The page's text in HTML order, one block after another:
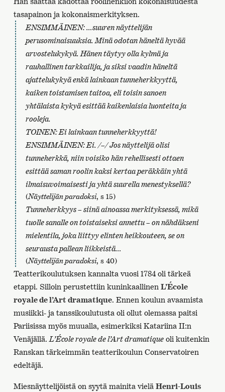
tasapainon ja kokonaismerkityksen.
ENSIMMÄINEN: …suuren näyttelijän
perusominaisuuksia. Minä odotan häneltä hyvää
arvostelukykyä. Hänen täytyy olla kylmä ja
rauhallinen tarkkailija, ja siksi vaadin häneltä
ajattelukykyä enkä lainkaan tunneherkkyyttä,
kaiken toistamisen taitoa, eli toisin sanoen
yhtälaista kykyä esittää kaikenlaisia luonteita ja
rooleja.
TOINEN: Ei lainkaan tunneherkkyyttä!
ENSIMMÄINEN: Ei. /–/ Jos näyttelijä olisi
tunneherkkä, niin voisiko hän rehellisesti ottaen
esittää saman roolin kaksi kertaa peräkkäin yhtä
ilmaisuvoimaisesti ja yhtä suurella menestyksellä?
(Näyttelijän paradoksi, s 15)
Tunneherkkyys – siinä ainoassa merkityksessä, mikä
tuolle sanalle on toistaiseksi annettu – on nähdäkseni
mielentila, joka liittyy elinten heikkouteen, se on
seurausta pallean liikkeistä…
(Näyttelijän paradoksi, s 40)
Teatterikoulutuksen kannalta vuosi 1784 oli tärkeä
etappi. Silloin perustettiin kuninkaallinen L’École
royale de l’Art dramatique. Ennen koulun avaamista
musiikki- ja tanssikoulutusta oli ollut olemassa paitsi
Pariisissa myös muualla, esimerkiksi Katariina II:n
Venäjällä. L’École royale de l’Art dramatiqueoli kuitenkin
Ranskan tärkeimmän teatterikoulun Conservatoiren
edeltäjä.
Miesnäyttelijöistä on syytä mainita vielä Henri-Louis